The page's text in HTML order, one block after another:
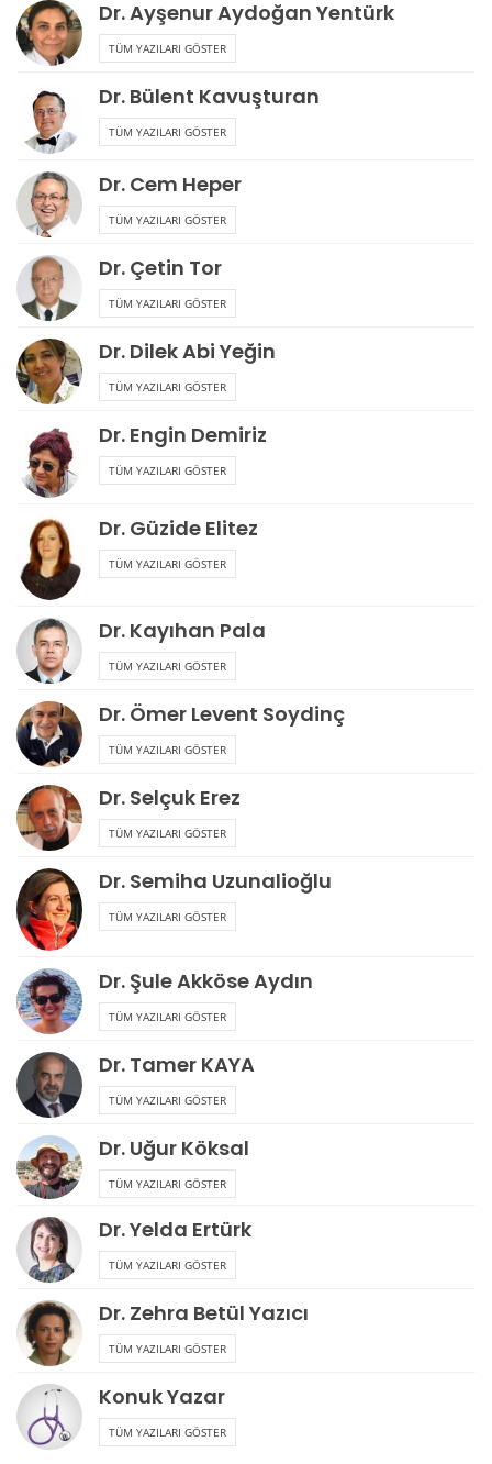
Dr. Ayşenur Aydoğan Yentürk
TÜM YAZILARI GÖSTER
Dr. Bülent Kavuşturan
TÜM YAZILARI GÖSTER
Dr. Cem Heper
TÜM YAZILARI GÖSTER
Dr. Çetin Tor
TÜM YAZILARI GÖSTER
Dr. Dilek Abi Yeğin
TÜM YAZILARI GÖSTER
Dr. Engin Demiriz
TÜM YAZILARI GÖSTER
Dr. Güzide Elitez
TÜM YAZILARI GÖSTER
Dr. Kayıhan Pala
TÜM YAZILARI GÖSTER
Dr. Ömer Levent Soydinç
TÜM YAZILARI GÖSTER
Dr. Selçuk Erez
TÜM YAZILARI GÖSTER
Dr. Semiha Uzunalioğlu
TÜM YAZILARI GÖSTER
Dr. Şule Akköse Aydın
TÜM YAZILARI GÖSTER
Dr. Tamer KAYA
TÜM YAZILARI GÖSTER
Dr. Uğur Köksal
TÜM YAZILARI GÖSTER
Dr. Yelda Ertürk
TÜM YAZILARI GÖSTER
Dr. Zehra Betül Yazıcı
TÜM YAZILARI GÖSTER
Konuk Yazar
TÜM YAZILARI GÖSTER